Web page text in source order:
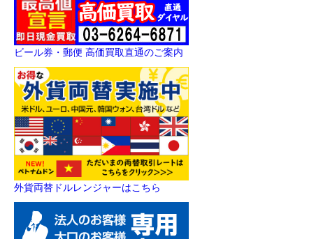
ビール券・郵便 高価買取直通のご案内
外貨両替ドルレンジャーはこちら